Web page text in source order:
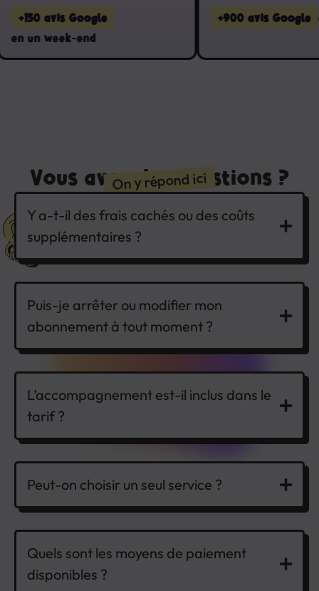
avis Google
un week-end
+900 avis Google en
Vous avez des questions ?
On y répond ici
Y a-t-il des frais cachés ou des coûts
supplémentaires ?
Puis-je arrêter ou modifier mon
abonnement à tout moment ?
L’accompagnement est-il inclus dans le
tarif ?
Peut-on choisir un seul service ?
Quels sont les moyens de paiement
disponibles ?